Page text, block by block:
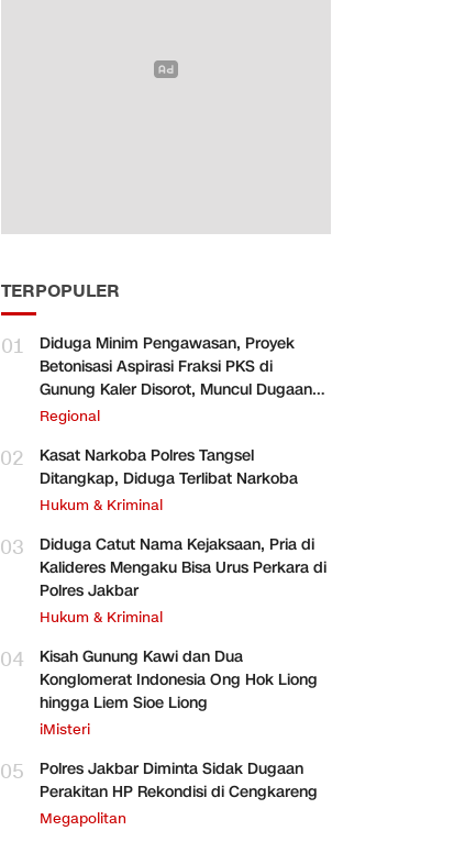
TERPOPULER
01
Diduga Minim Pengawasan, Proyek
Betonisasi Aspirasi Fraksi PKS di
Gunung Kaler Disorot, Muncul Dugaan
Pengurangan Volume
Regional
02
Kasat Narkoba Polres Tangsel
Ditangkap, Diduga Terlibat Narkoba
Hukum & Kriminal
03
Diduga Catut Nama Kejaksaan, Pria di
Kalideres Mengaku Bisa Urus Perkara di
Polres Jakbar
Hukum & Kriminal
04
Kisah Gunung Kawi dan Dua
Konglomerat Indonesia Ong Hok Liong
hingga Liem Sioe Liong
iMisteri
05
Polres Jakbar Diminta Sidak Dugaan
Perakitan HP Rekondisi di Cengkareng
Megapolitan